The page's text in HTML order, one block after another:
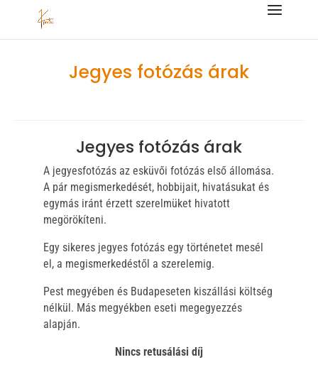
Jegyes fotózás árak
Jegyes fotózás árak
A jegyesfotózás az esküvői fotózás első állomása.
A pár megismerkedését, hobbijait, hivatásukat és
egymás iránt érzett szerelmüket hivatott
megörökíteni.
Egy sikeres jegyes fotózás egy történetet mesél
el, a megismerkedéstől a szerelemig.
Pest megyében és Budapeseten kiszállási költség
nélkül. Más megyékben eseti megegyezzés
alapján.
Nincs retusálási díj